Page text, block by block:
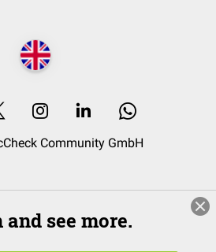
Community GmbH
and see more.